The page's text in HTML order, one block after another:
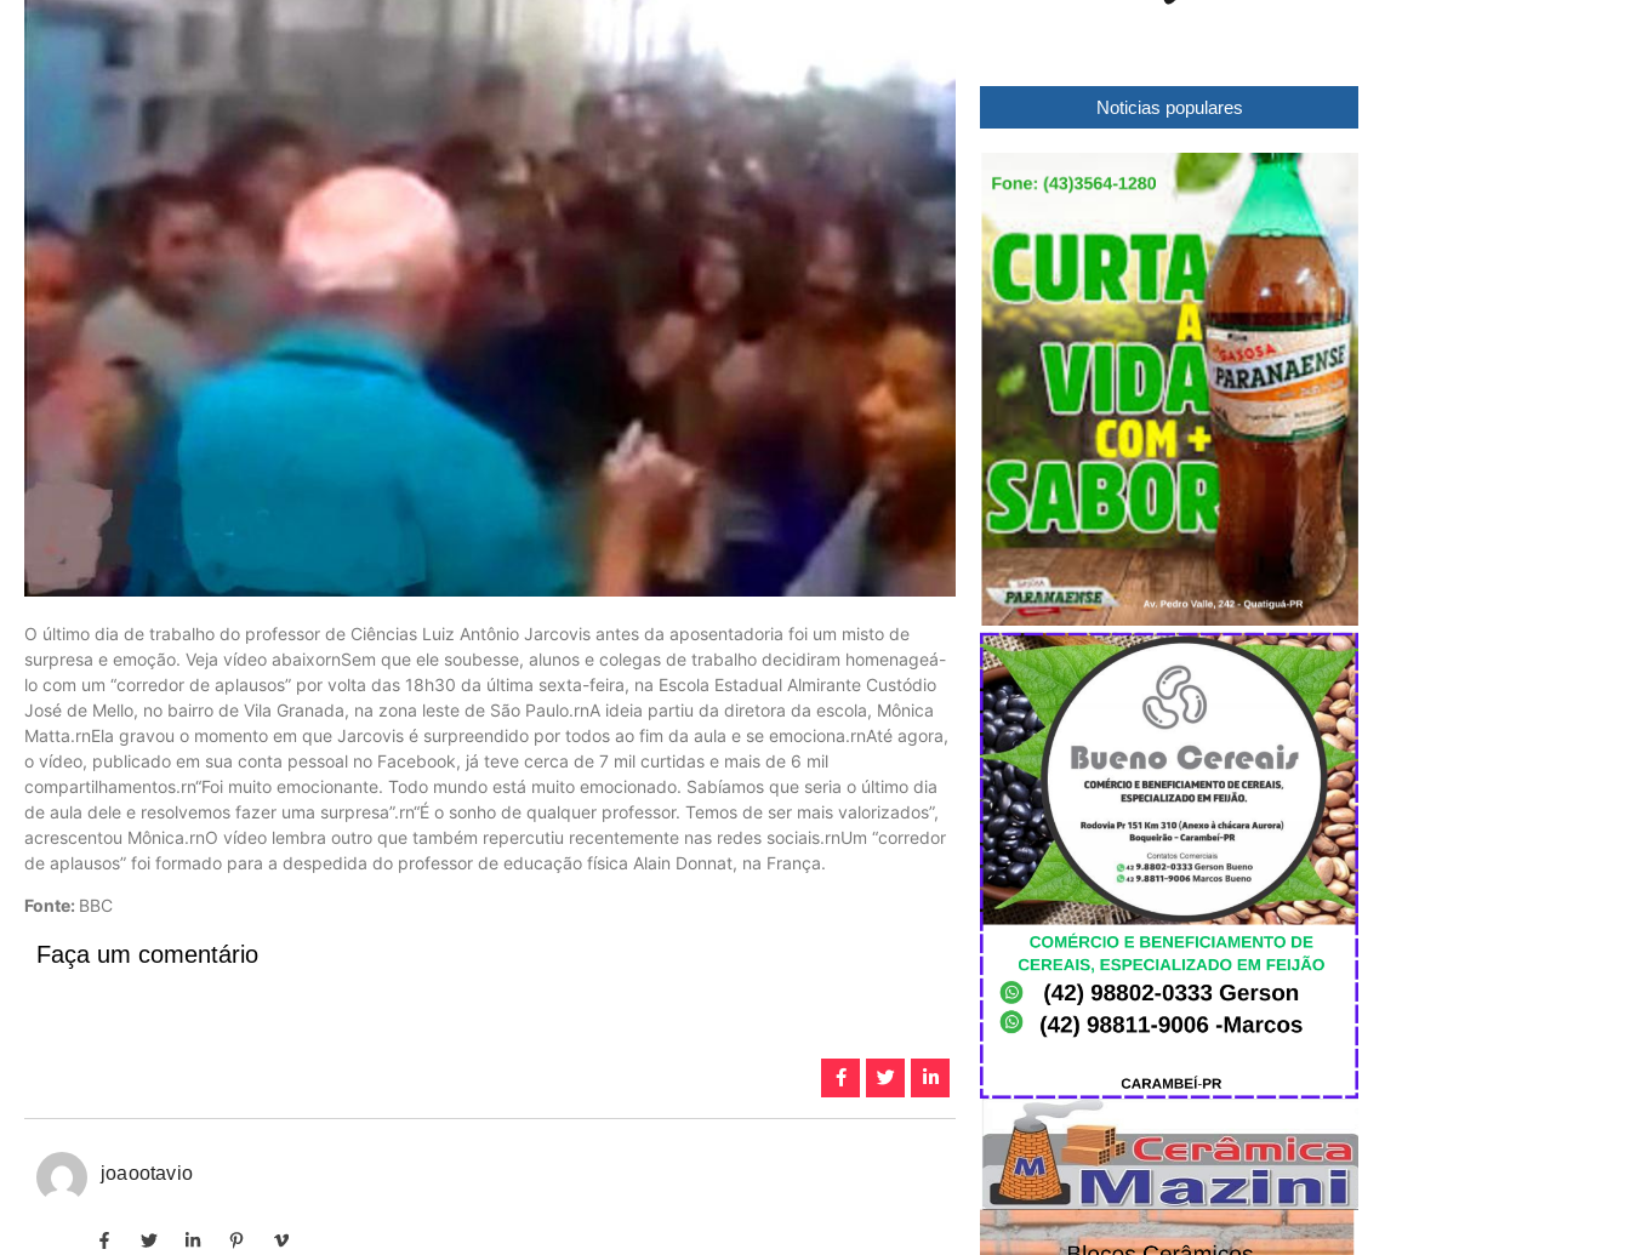
O último dia de trabalho do professor de Ciências Luiz Antônio Jarcovis antes da aposentadoria foi um misto de
surpresa e emoção. Veja vídeo abaixornSem que ele soubesse, alunos e colegas de trabalho decidiram homenageá-
lo com um “corredor de aplausos” por volta das 18h30 da última sexta-feira, na Escola Estadual Almirante Custódio
José de Mello, no bairro de Vila Granada, na zona leste de São Paulo.rnA ideia partiu da diretora da escola, Mônica
Matta.rnEla gravou o momento em que Jarcovis é surpreendido por todos ao fim da aula e se emociona.rnAté agora,
o vídeo, publicado em sua conta pessoal no Facebook, já teve cerca de 7 mil curtidas e mais de 6 mil
compartilhamentos.rn“Foi muito emocionante. Todo mundo está muito emocionado. Sabíamos que seria o último dia
de aula dele e resolvemos fazer uma surpresa”.rn“É o sonho de qualquer professor. Temos de ser mais valorizados”,
acrescentou Mônica.rnO vídeo lembra outro que também repercutiu recentemente nas redes sociais.rnUm “corredor
de aplausos” foi formado para a despedida do professor de educação física Alain Donnat, na França.
Fonte: BBC
Faça um comentário
joaootavio
Noticias populares